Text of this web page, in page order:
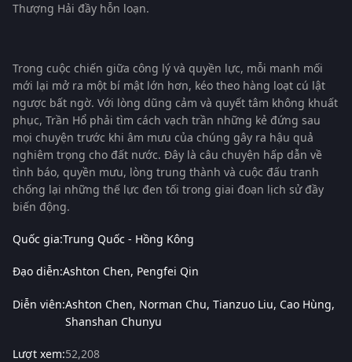
Thượng Hải đầy hỗn loạn.
Trong cuộc chiến giữa công lý và quyền lực, mỗi manh mối
mới lại mở ra một bí mật lớn hơn, kéo theo hàng loạt cú lật
ngược bất ngờ. Với lòng dũng cảm và quyết tâm không khuất
phục, Trần Hổ phải tìm cách vạch trần những kẻ đứng sau
mọi chuyện trước khi âm mưu của chúng gây ra hậu quả
nghiêm trọng cho đất nước. Đây là câu chuyện hấp dẫn về
tình báo, quyền mưu, lòng trung thành và cuộc đấu tranh
chống lại những thế lực đen tối trong giai đoạn lịch sử đầy
biến động.
Quốc gia:Trung Quốc - Hồng Kông
Đạo diễn:Ashton Chen Pengfei Qin
Diễn viên:Ashton Chen Norman Chu Tianzuo Liu Cao Hùng
Shanshan Chunyu
Lượt xem:52,208